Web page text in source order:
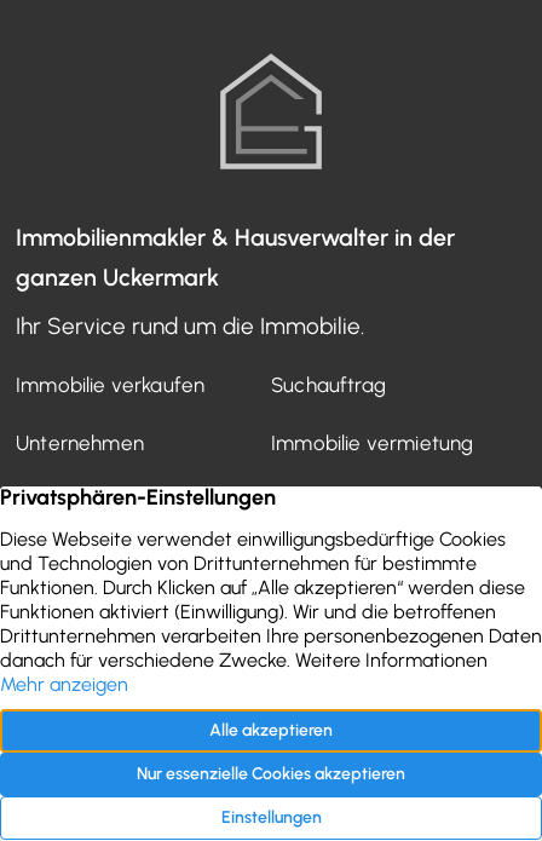
Immobilienmakler & Hausverwalter in der
ganzen Uckermark
Ihr Service rund um die Immobilie.
Immobilie verkaufen Suchauftrag
Unternehmen Immobilie vermietung
Mietverwaltung Kundenstimmen
Finanzierung WEG-Verwaltung
Aktuelles Wertermittlung
Immobilien-Ratgeber Kontakt
Datenschutz